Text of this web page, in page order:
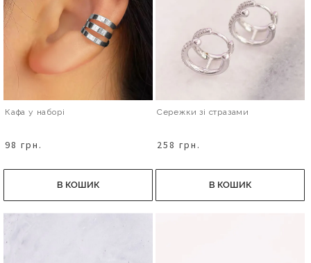
Кафа у наборі
98 грн.
В КОШИК
Сережки зі стразами
258 грн.
В КОШИК